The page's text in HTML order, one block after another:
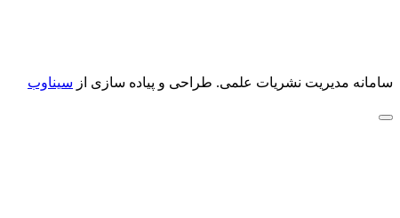
سامانه مدیریت نشریات علمی. طراحی و پیاده سازی از سیناوب